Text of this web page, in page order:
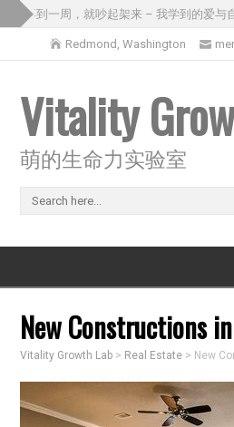
到一周，就吵起架来 – 我学到的爱与自由的
Redmond, Washington
Vitality
萌的生命力实验室
New Constructions
Vitality Growth Lab > Real Estate > New